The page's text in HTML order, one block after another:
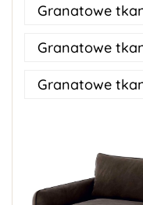
Granatowe
Granatowe
Granatowe